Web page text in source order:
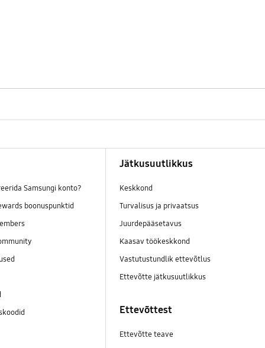
Samsungi konto?
boonuspunktid
Jätkusuutlikkus
Keskkond
Turvalisus ja privaatsus
Juurdepääsetavus
Kaasav töökeskkond
Vastutustundlik ettevõtlus
Ettevõtte jätkusuutlikkus
Ettevõttest
Ettevõtte teave